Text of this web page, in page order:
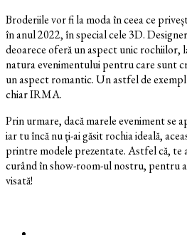
Broderiile vor fi la moda în ceea ce
în anul 2022, în special cele 3D.
deoarece oferă un aspect unic rochiilor,
natura evenimentului pentru care sunt
un aspect romantic. Un astfel de
chiar IRMA.
Prin urmare, dacă marele eveniment se
iar tu încă nu ți-ai găsit rochia ideală,
printre modele prezentate. Astfel că, te
curând în show-room-ul nostru, pentru
visată!